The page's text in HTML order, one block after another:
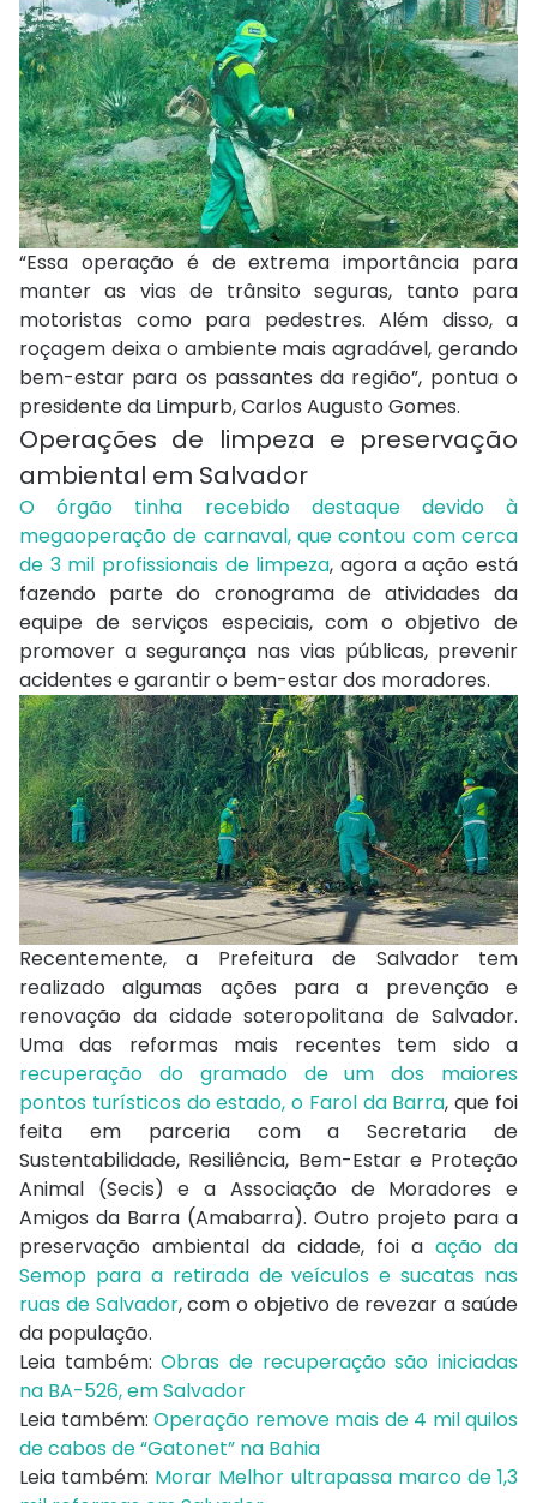
“Essa operação é de extrema importância para
manter as vias de trânsito seguras, tanto para
motoristas como para pedestres. Além disso, a
roçagem deixa o ambiente mais agradável, gerando
bem-estar para os passantes da região”, pontua o
presidente da Limpurb, Carlos Augusto Gomes.
Operações de limpeza e preservação
ambiental em Salvador
O órgão tinha recebido destaque devido à
megaoperação de carnaval, que contou com cerca
de 3 mil profissionais de limpeza, agora a ação está
fazendo parte do cronograma de atividades da
equipe de serviços especiais, com o objetivo de
promover a segurança nas vias públicas, prevenir
acidentes e garantir o bem-estar dos moradores.
Recentemente, a Prefeitura de Salvador tem
realizado algumas ações para a prevenção e
renovação da cidade soteropolitana de Salvador.
Uma das reformas mais recentes tem sido a
recuperação do gramado de um dos maiores
pontos turísticos do estado, o Farol da Barra, que foi
feita em parceria com a Secretaria de
Sustentabilidade, Resiliência, Bem-Estar e Proteção
Animal (Secis) e a Associação de Moradores e
Amigos da Barra (Amabarra). Outro projeto para a
preservação ambiental da cidade, foi a ação da
Semop para a retirada de veículos e sucatas nas
ruas de Salvador, com o objetivo de revezar a saúde
da população.
Leia também:Obras de recuperação são iniciadas
na BA-526, em Salvador
Leia também: Operação remove mais de 4 mil quilos
de cabos de “Gatonet” na Bahia
Leia também: Morar Melhor ultrapassa marco de 1,3